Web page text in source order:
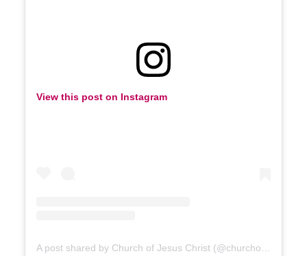
View this post on Instagram
A post shared by Church of Jesus Christ (@churchofjesuschrist)